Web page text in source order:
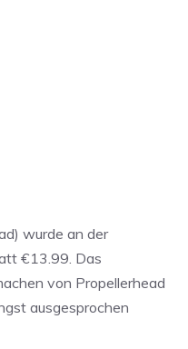
wurde an der
€13.99. Das
von Propellerhead
ausgesprochen